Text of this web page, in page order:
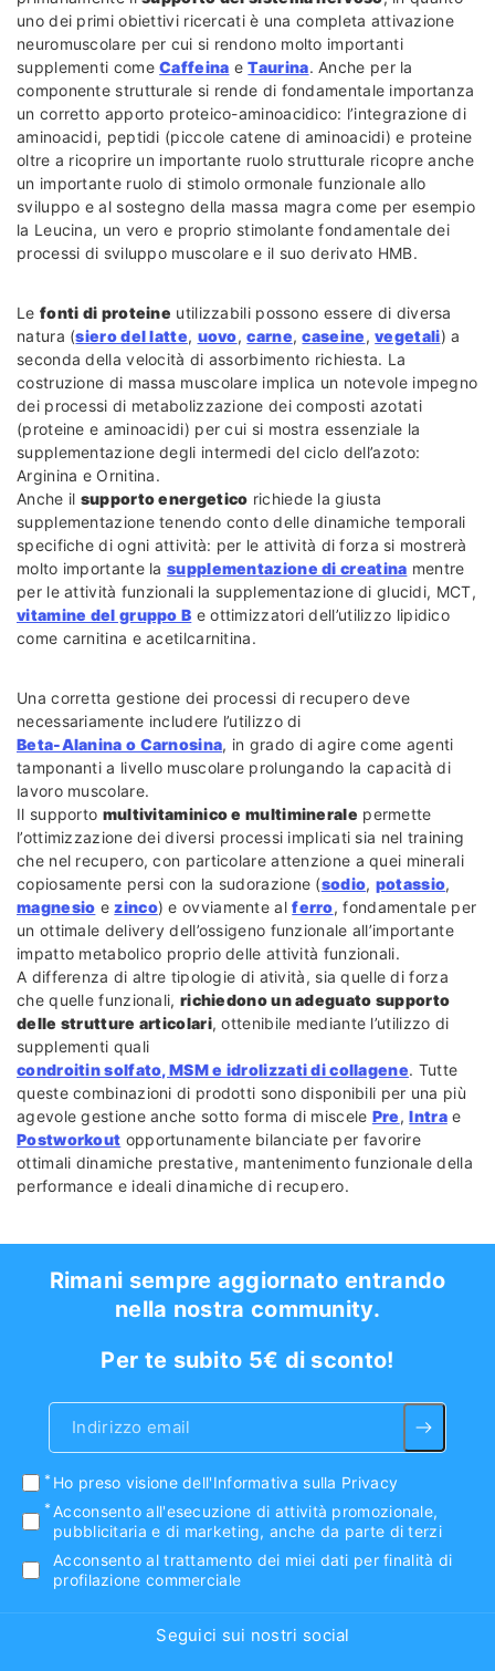
uno dei primi obiettivi ricercati è una completa attivazione
neuromuscolare per cui si rendono molto importanti
supplementi comeCaffeina eTaurina. Anche per la
componente strutturale si rende di fondamentale importanza
un corretto apporto proteico-aminoacidico: l’integrazione di
aminoacidi, peptidi (piccole catene di aminoacidi) e proteine
oltre a ricoprire un importante ruolo strutturale ricopre anche
un importante ruolo di stimolo ormonale funzionale allo
sviluppo e al sostegno della massa magra come per esempio
la Leucina, un vero e proprio stimolante fondamentale dei
processi di sviluppo muscolare e il suo derivato HMB.
Le fonti di proteine utilizzabili possono essere di diversa
natura (siero del latte, uovo,carne,caseine,vegetali) a
seconda della velocità di assorbimento richiesta. La
costruzione di massa muscolare implica un notevole impegno
dei processi di metabolizzazione dei composti azotati
(proteine e aminoacidi) per cui si mostra essenziale la
supplementazione degli intermedi del ciclo dell’azoto:
Arginina e Ornitina.
Anche il supporto energetico richiede la giusta
supplementazione tenendo conto delle dinamiche temporali
specifiche di ogni attività: per le attività di forza si mostrerà
molto importante lasupplementazione di creatina mentre
per le attività funzionali la supplementazione di glucidi, MCT,
vitamine del gruppo B e ottimizzatori dell’utilizzo lipidico
come carnitina e acetilcarnitina.
Una corretta gestione dei processi di recupero deve
necessariamente includere l’utilizzo di
Beta-Alanina o Carnosina, in grado di agire come agenti
tamponanti a livello muscolare prolungando la capacità di
lavoro muscolare.
Il supporto multivitaminico e multiminerale permette
l’ottimizzazione dei diversi processi implicati sia nel training
che nel recupero, con particolare attenzione a quei minerali
copiosamente persi con la sudorazione (sodio, potassio,
magnesio ezinco) e ovviamente alferro, fondamentale per
un ottimale delivery dell’ossigeno funzionale all’importante
impatto metabolico proprio delle attività funzionali.
A differenza di altre tipologie di atività, sia quelle di forza
che quelle funzionali, richiedono un adeguato supporto
delle strutture articolari, ottenibile mediante l’utilizzo di
supplementi quali
condroitin solfato, MSM e idrolizzati di collagene. Tutte
queste combinazioni di prodotti sono disponibili per una più
agevole gestione anche sotto forma di miscele Pre,Intrae
Postworkout opportunamente bilanciate per favorire
ottimali dinamiche prestative, mantenimento funzionale della
performance e ideali dinamiche di recupero.
Rimani sempre aggiornato entrando
nella nostra community.
Per te subito 5€ di sconto!
Indirizzo email
Ho preso visionedell'Informativa sulla Privacy
Acconsento all'esecuzione di attività promozionale,
pubblicitaria e di marketing, anche da parte di terzi
Acconsento al trattamento dei miei dati per finalità di
profilazione commerciale
Seguici sui nostri social